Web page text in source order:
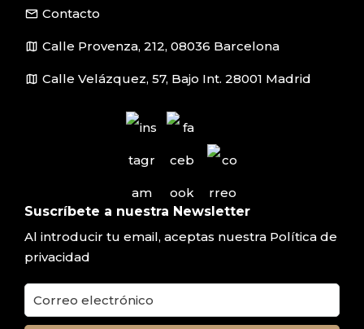
email Contacto
map Calle Provenza, 212, 08036 Barcelona
map Calle Velázquez, 57, Bajo Int. 28001 Madrid
Suscríbete a nuestra Newsletter
Al introducir tu email, aceptas nuestra Política de
privacidad